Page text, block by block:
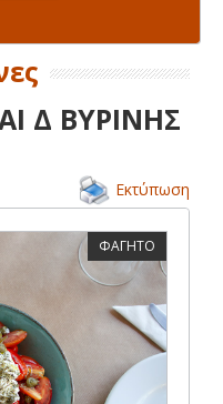
Δ ΒΥΡΙΝΗΣ
Εκτύπωση
ΦΑΓΗΤΟ